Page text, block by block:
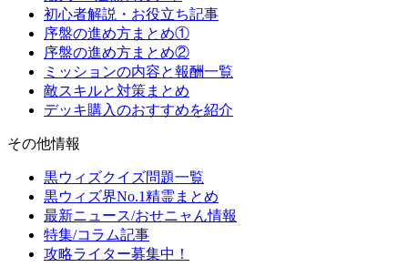
初心者解説・お役立ち記事
序盤の進め方まとめ①
序盤の進め方まとめ②
ミッションの内容と報酬一覧
敵スキルと対策まとめ
デッキ購入のおすすめを紹介
その他情報
黒ウィズクイズ問題一覧
黒ウィズ界No.1精霊まとめ
最新ニュース/おせニャん情報
特集/コラム記事
攻略ライター募集中！